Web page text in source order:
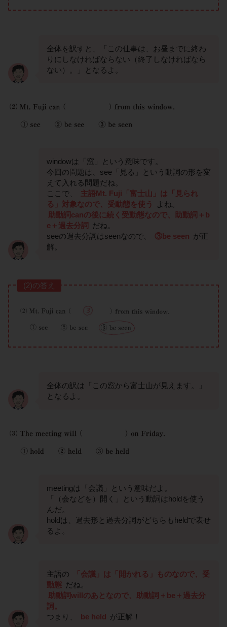
全体を訳すと、「この仕事は、お昼までに終わ
りにしなければならない（終了しなければなら
ない）。」となるよ。
windowは「窓」という意味です。
今回の問題は、see「見る」という動詞の形を変
えて入れる問題だね。
ここで、
主語Mt. Fuji「富士山」は「見られ
る」対象なので、受動態を使う
よね。
助動詞canの後に続く受動態なので、助動詞＋b
e＋過去分詞
だね。
seeの過去分詞はseenなので、
③be seen が正
解。
(2)の答え
全体の訳は「この窓から富士山が見えます。」
となるよ。
meetingは「会議」という意味だよ。
「（会などを）開く」という動詞はholdを使う
んだ。
holdは、過去形と過去分詞がどちらもheldで表せ
るよ。
主語の
「会議」は「開かれる」ものなので、受
動態 だね。
助動詞willのあとなので、助動詞＋be＋過去分
詞。
つまり、
be held が正解！